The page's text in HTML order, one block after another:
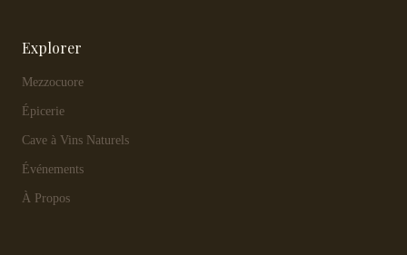
Explorer
Mezzocuore
Épicerie
Cave à Vins Naturels
Événements
À Propos